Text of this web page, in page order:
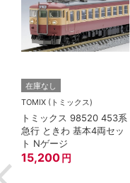
在庫なし
TOMIX (トミックス)
トミックス 98520 453系
急行 ときわ 基本4両セッ
ト Nゲージ
15,200 円